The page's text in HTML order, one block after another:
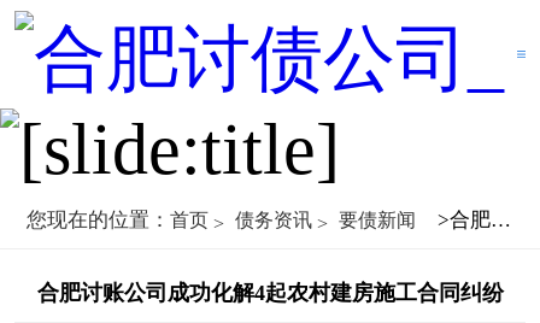
您现在的位置： 首页 债务资讯 要债新闻 >合肥讨账公司成功化解4起农村建房施工合同纠纷
合肥讨账公司成功化解4起农村建房施工合同纠纷